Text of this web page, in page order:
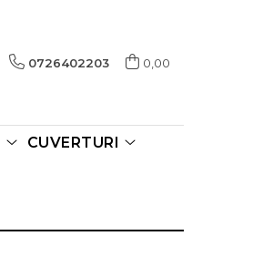
0726402203 0,00
CUVERTURI